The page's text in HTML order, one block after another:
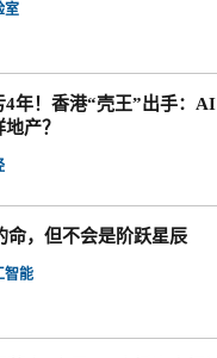
室
4年！香港“壳王”出手：AI
产？
命，但不会是阶跃星辰
智能